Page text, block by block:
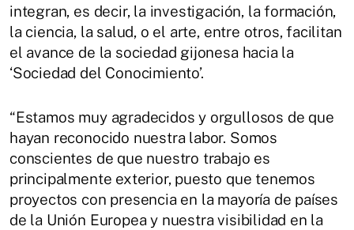
integran, es decir, la investigación, la formación,
la ciencia, la salud, o el arte, entre otros, facilitan
el avance de la sociedad gijonesa hacia la
‘Sociedad del Conocimiento’.
“Estamos muy agradecidos y orgullosos de que
hayan reconocido nuestra labor. Somos
conscientes de que nuestro trabajo es
principalmente exterior, puesto que tenemos
proyectos con presencia en la mayoría de países
de la Unión Europea y nuestra visibilidad en la